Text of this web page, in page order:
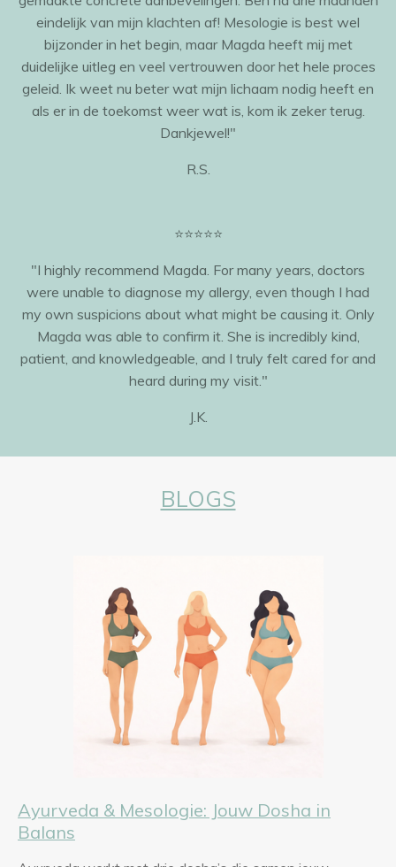
eindelijk van mijn klachten af! Mesologie is best wel
bijzonder in het begin, maar Magda heeft mij met
duidelijke uitleg en veel vertrouwen door het hele proces
geleid. Ik weet nu beter wat mijn lichaam nodig heeft en
als er in de toekomst weer wat is, kom ik zeker terug.
Dankjewel!"
R.S.
⭐️⭐️⭐️⭐️⭐️
"I highly recommend Magda. For many years, doctors
were unable to diagnose my allergy, even though I had
my own suspicions about what might be causing it. Only
Magda was able to confirm it. She is incredibly kind,
patient, and knowledgeable, and I truly felt cared for and
heard during my visit."
J.K.
BLOGS
Ayurveda & Mesologie: Jouw Dosha in
Balans